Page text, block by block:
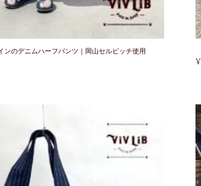
ンのデニムハーフパンツ｜岡山セルビッチ使用
¥